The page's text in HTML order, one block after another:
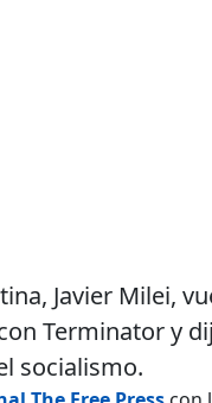
Javier Milei,
Terminator y
socialismo.